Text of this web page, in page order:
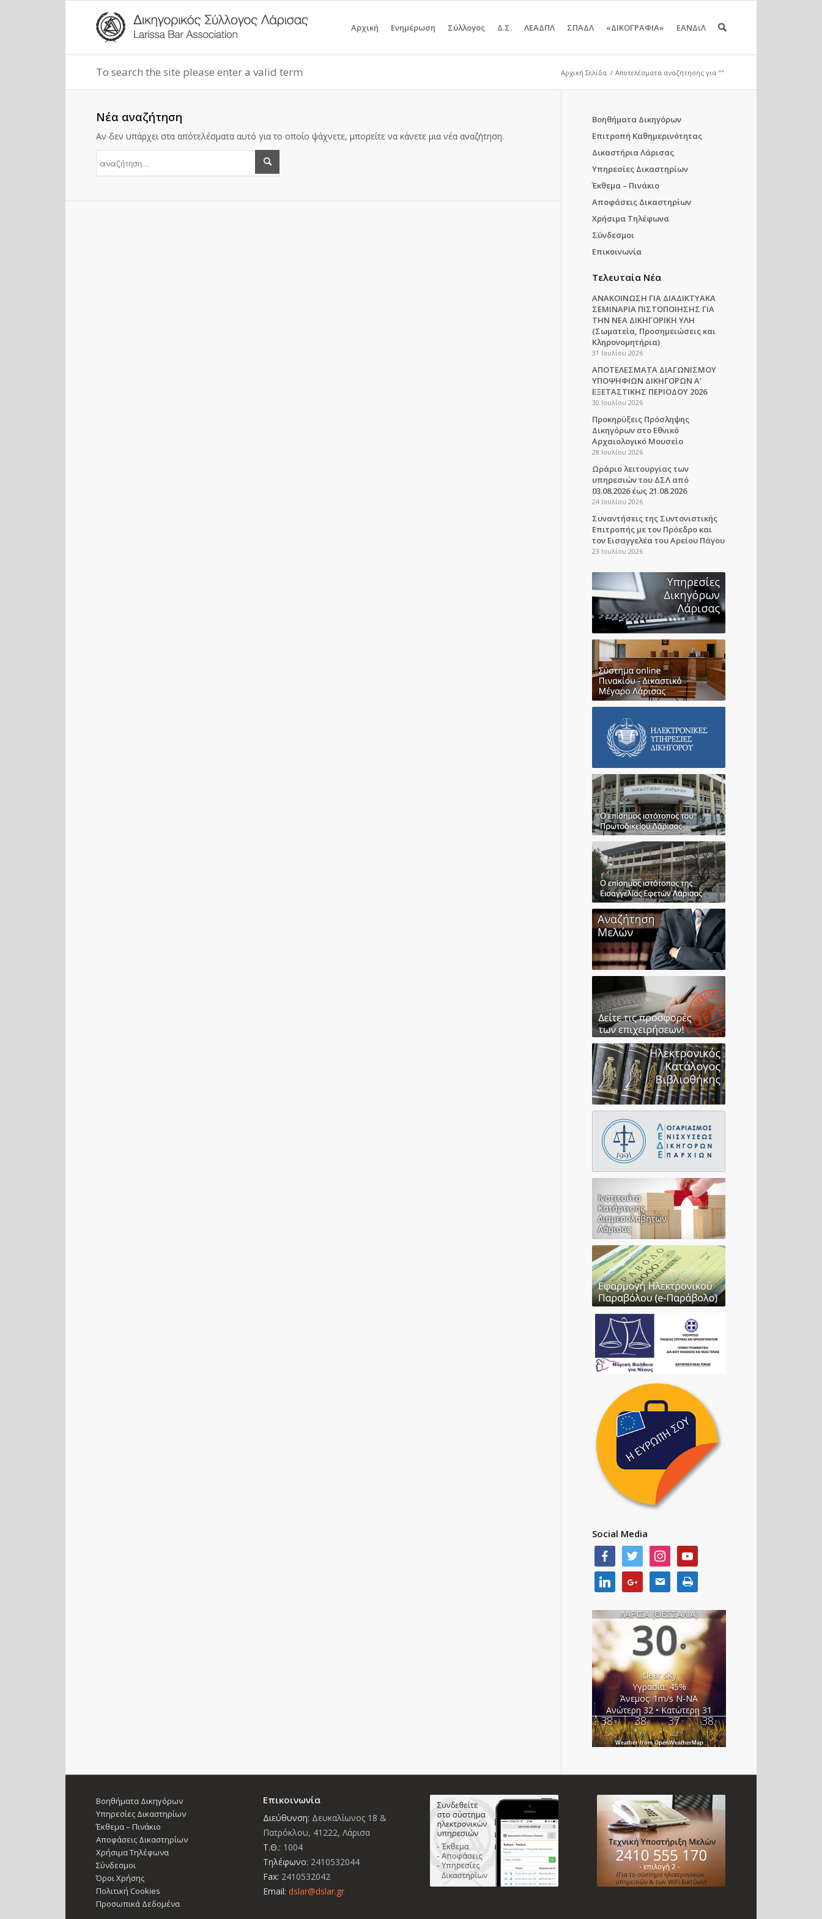
Αρχική Ενημέρωση Σύλλογος Δ.Σ. ΛΕΑΔΠΛ ΣΠΑΔΛ «ΔΙΚΟΓΡΑΦΙΑ» ΕΑΝΔιΛ
To search the site please enter a valid term Αρχική Σελίδα / Αποτελέσματα αναζήτησης για ""
Νέα αναζήτηση
Αν δεν υπάρχει στα απότελέσματα αυτό για το οποίο ψάχνετε, μπορείτε να κάνετε μια νέα αναζήτηση.
Βοηθήματα Δικηγόρων
Επιτροπή Καθημερινότητας
Δικαστήρια Λάρισας
Υπηρεσίες Δικαστηρίων
Έκθεμα – Πινάκιο
Αποφάσεις Δικαστηρίων
Χρήσιμα Τηλέφωνα
Σύνδεσμοι
Επικοινωνία
Τελευταία Νέα
ΑΝΑΚΟΙΝΩΣΗ ΓΙΑ ΔΙΑΔΙΚΤΥΑΚΑ
ΣΕΜΙΝΑΡΙΑ ΠΙΣΤΟΠΟΙΗΣΗΣ ΓΙΑ
ΤΗΝ ΝΕΑ ΔΙΚΗΓΟΡΙΚΗ ΥΛΗ
(Σωματεία, Προσημειώσεις και
Κληρονομητήρια)
31 Ιουλίου 2026
ΑΠΟΤΕΛΕΣΜΑΤΑ ΔΙΑΓΩΝΙΣΜΟΥ
ΥΠΟΨΗΦΙΩΝ ΔΙΚΗΓΟΡΩΝ Α’
ΕΞΕΤΑΣΤΙΚΗΣ ΠΕΡΙΟΔΟΥ 2026
30 Ιουλίου 2026
Προκηρύξεις Πρόσληψης
Δικηγόρων στο Εθνικό
Αρχαιολογικό Μουσείο
28 Ιουλίου 2026
Ωράριο λειτουργίας των
υπηρεσιών του ΔΣΛ από
03.08.2026 έως 21.08.2026
24 Ιουλίου 2026
Συναντήσεις της Συντονιστικής
Επιτροπής με τον Πρόεδρο και
τον Εισαγγελέα του Αρείου Πάγου
23 Ιουλίου 2026
Social Media
ΛΑΡΙΣΑ (ΘΕΣΣΑΛΙΑ)
30°
clear sky
Υγρασία: 45%
Άνεμος: 1m/s Ν-ΝΑ
Ανώτερη 32 • Κατώτερη 31
38°
ΣΑ
38°
ΚΥ
37°
ΔΕ
38°
ΤΡ
Weather from OpenWeatherMap
Βοηθήματα Δικηγόρων
Υπηρεσίες Δικαστηρίων
Έκθεμα – Πινάκιο
Αποφάσεις Δικαστηρίων
Χρήσιμα Τηλέφωνα
Σύνδεσμοι
Όροι Χρήσης
Πολιτική Cookies
Προσωπικά Δεδομένα
Επικοινωνία
Διεύθυνση: Δευκαλίωνος 18 &
Πατρόκλου, 41222, Λάρισα
Τ.Θ.: 1004
Τηλέφωνο: 2410532044
Fax: 2410532042
Email: dslar@dslar.gr